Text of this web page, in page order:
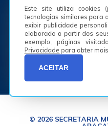
Este site utiliza cookies
tecnologias similares para
exibir publicidade
elaborado a partir dos
exemplo, páginas
Privacidade para obter
ACEITAR
(18) 3625-8636
Av. Waldemar Alves,
16050-225
© 2026 SECRETARIA